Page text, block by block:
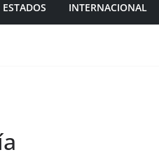
ESTADOS INTERNACIONAL